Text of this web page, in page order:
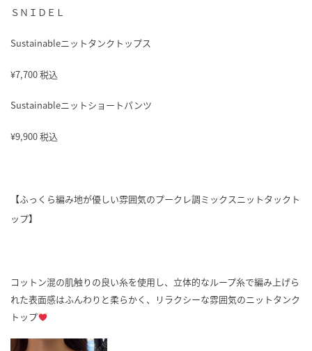
ＳＮＩＤＥＬ
Sustainableニットタンクトップス
¥7,700 税込
Sustainableニットショートパンツ
¥9,900 税込
【ふっくら編み地が優しい雰囲気のプークレ調ミックスニットタックト
ップ】
コットン混の肌触りの良い糸を使用し、立体的なループ糸で編み上げら
れた表面感はふんわりと柔らかく、リラクシーな雰囲気のニットタンク
トップ